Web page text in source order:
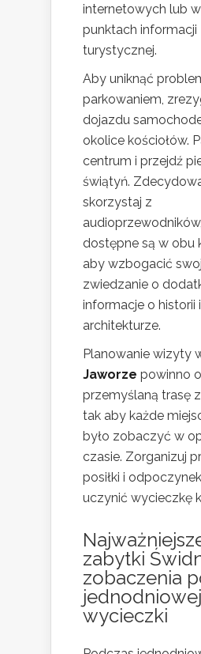
internetowych lub
punktach informacji
turystycznej.
Aby uniknąć
parkowaniem,
dojazdu
okolice kościołów.
centrum i przejdź
świątyń.
skorzystaj z
dostępne są w obu
aby wzbogacić
zwiedzanie o
informacje o historii i
architekturze.
Planowanie wizyty
Jaworze powinno
przemyślaną trasę
tak aby każde
było zobaczyć w
czasie. Zorganizuj
posiłki i
uczynić wycieczkę
zabytki
zobaczenia
jednodniowej
wycieczki